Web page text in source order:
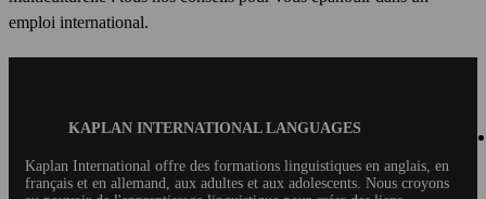
emploi international.
KAPLAN INTERNATIONAL LANGUAGES
Kaplan International offre des formations linguistiques en anglais, en
français et en allemand, aux adultes et aux adolescents. Nous croyons